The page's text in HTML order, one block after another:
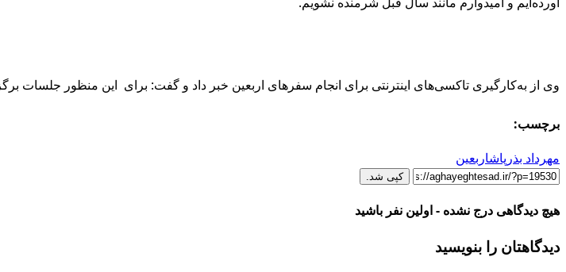
وی از به‌کارگیری تاکسی‌های اینترنتی برای انجام سفرهای اربعین خبر داد و گفت:‌ برای این منظور جلسات
برچسب:
مهرداد بذرپاشاربعین
کپی شد.
هیچ دیدگاهی درج نشده - اولین نفر باشید
دیدگاهتان را بنویسید